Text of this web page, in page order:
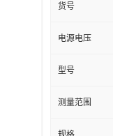
货号
电源电压
型号
测量范围